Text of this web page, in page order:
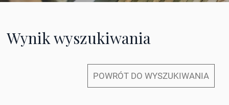
Wynik wyszukiwania
POWRÓT DO WYSZUKIWANIA